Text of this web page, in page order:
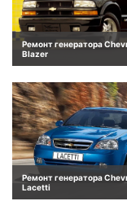
Ремонт генератора
Blazer
Ремонт генератора
Lacetti